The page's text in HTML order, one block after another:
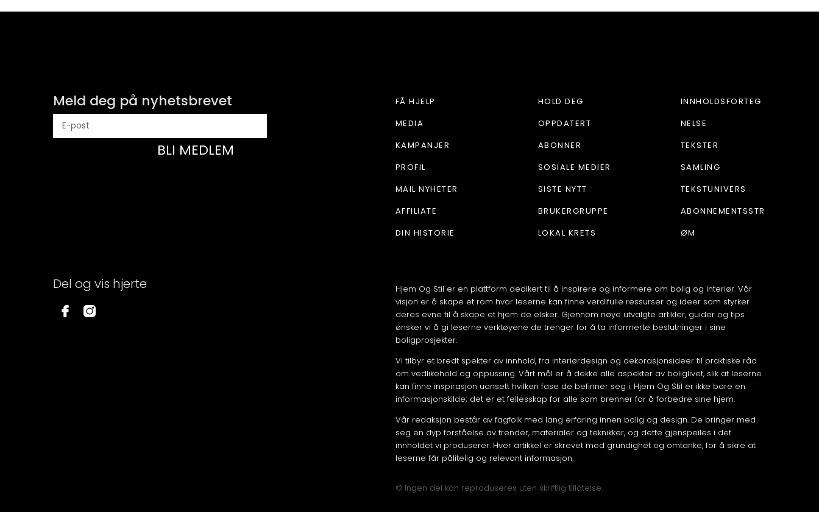
Meld deg på nyhetsbrevet
BLI MEDLEM
Hjem Og Stil er en plattform dedikert til å inspirere og informere om bolig og interiør. Vår
visjon er å skape et rom hvor leserne kan finne verdifulle ressurser og ideer som styrker
deres evne til å skape et hjem de elsker. Gjennom nøye utvalgte artikler, guider og tips
ønsker vi å gi leserne verktøyene de trenger for å ta informerte beslutninger i sine
boligprosjekter.
Vi tilbyr et bredt spekter av innhold, fra interiørdesign og dekorasjonsideer til praktiske råd
om vedlikehold og oppussing. Vårt mål er å dekke alle aspekter av boliglivet, slik at leserne
kan finne inspirasjon uansett hvilken fase de befinner seg i. Hjem Og Stil er ikke bare en
informasjonskilde; det er et fellesskap for alle som brenner for å forbedre sine hjem.
Vår redaksjon består av fagfolk med lang erfaring innen bolig og design. De bringer med
seg en dyp forståelse av trender, materialer og teknikker, og dette gjenspeiles i det
innholdet vi produserer. Hver artikkel er skrevet med grundighet og omtanke, for å sikre at
leserne får pålitelig og relevant informasjon.
Del og vis hjerte
FÅ HJELP
MEDIA
KAMPANJER
PROFIL
MAIL NYHETER
AFFILIATE
DIN HISTORIE
© Ingen del kan reproduseres uten skriftlig tillatelse.
HOLD DEG
OPPDATERT
ABONNER
SOSIALE MEDIER
SISTE NYTT
BRUKERGRUPPE
LOKAL KRETS
INNHOLDSFORTEG
NELSE
TEKSTER
SAMLING
TEKSTUNIVERS
ABONNEMENTSSTR
ØM